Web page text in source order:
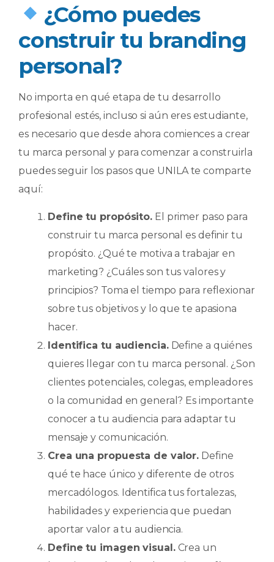
¿Cómo puedes
construir tu branding
personal?
No importa en qué etapa de tu desarrollo
profesional estés, incluso si aún eres estudiante,
es necesario que desde ahora comiences a crear
tu marca personal y para comenzar a construirla
puedes seguir los pasos que UNILA te comparte
aquí:
Define tu propósito. El primer paso para
construir tu marca personal es definir tu
propósito. ¿Qué te motiva a trabajar en
marketing? ¿Cuáles son tus valores y
principios? Toma el tiempo para reflexionar
sobre tus objetivos y lo que te apasiona
hacer.
Identifica tu audiencia.Define a quiénes
quieres llegar con tu marca personal. ¿Son
clientes potenciales, colegas, empleadores
o la comunidad en general? Es importante
conocer a tu audiencia para adaptar tu
mensaje y comunicación.
Crea una propuesta de valor. Define
qué te hace único y diferente de otros
mercadólogos. Identifica tus fortalezas,
habilidades y experiencia que puedan
aportar valor a tu audiencia.
Define tu imagen visual.Crea un